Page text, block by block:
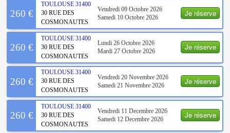
Je réserve
260 €
TOULOUSE 31400
30 RUE DES
COSMONAUTES
Vendredi 09 Octobre 2026
Samedi 10 Octobre 2026
Je réserve
260 €
TOULOUSE 31400
30 RUE DES
COSMONAUTES
Lundi 26 Octobre 2026
Mardi 27 Octobre 2026
Je réserve
260 €
TOULOUSE 31400
30 RUE DES
COSMONAUTES
Vendredi 20 Novembre 2026
Samedi 21 Novembre 2026
Je réserve
260 €
TOULOUSE 31400
30 RUE DES
COSMONAUTES
Vendredi 11 Decembre 2026
Samedi 12 Decembre 2026